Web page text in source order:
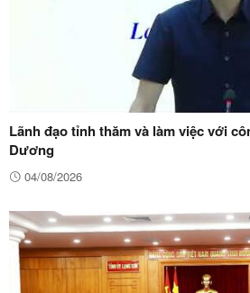
Lãnh đạo tỉnh thăm và làm việc với
Dương
04/08/2026